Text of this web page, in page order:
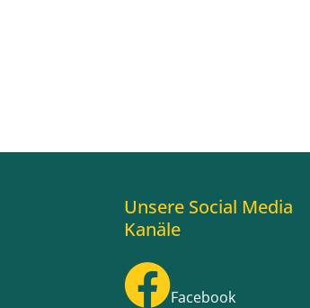
Unsere Social Media
Kanäle
Facebook